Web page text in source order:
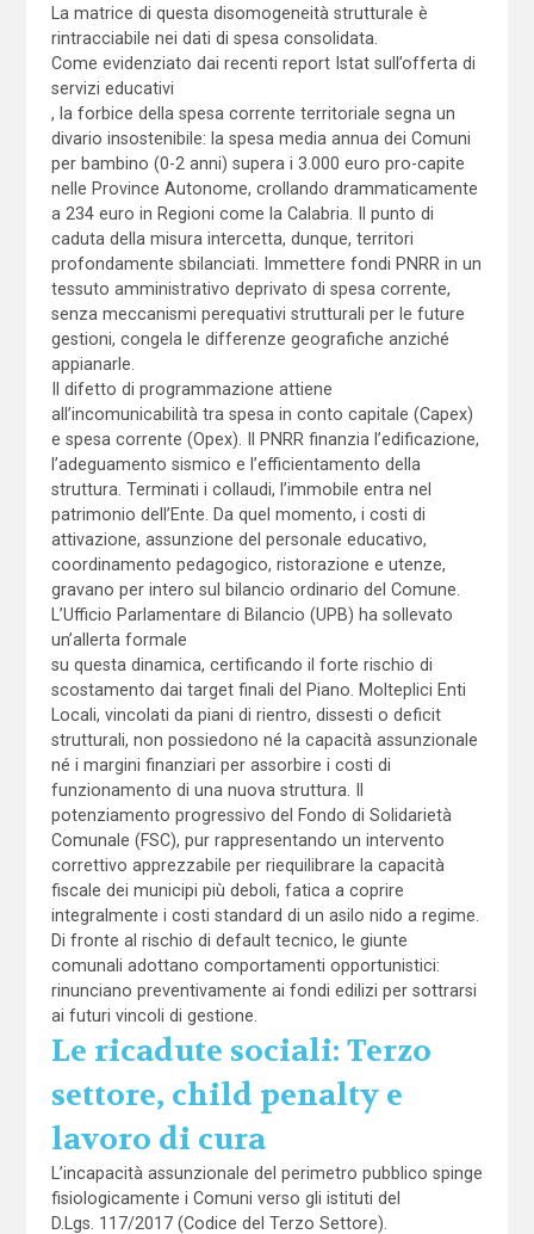
La matrice di questa disomogeneità strutturale è
rintracciabile nei dati di spesa consolidata.
Come evidenziato dai recenti report Istat sull’offerta di
servizi educativi
, la forbice della spesa corrente territoriale segna un
divario insostenibile: la spesa media annua dei Comuni
per bambino (0-2 anni) supera i 3.000 euro pro-capite
nelle Province Autonome, crollando drammaticamente
a 234 euro in Regioni come la Calabria. Il punto di
caduta della misura intercetta, dunque, territori
profondamente sbilanciati. Immettere fondi PNRR in un
tessuto amministrativo deprivato di spesa corrente,
senza meccanismi perequativi strutturali per le future
gestioni, congela le differenze geografiche anziché
appianarle.
Il difetto di programmazione attiene
all’incomunicabilità tra spesa in conto capitale (Capex)
e spesa corrente (Opex). Il PNRR finanzia l’edificazione,
l’adeguamento sismico e l’efficientamento della
struttura. Terminati i collaudi, l’immobile entra nel
patrimonio dell’Ente. Da quel momento, i costi di
attivazione, assunzione del personale educativo,
coordinamento pedagogico, ristorazione e utenze,
gravano per intero sul bilancio ordinario del Comune.
L’Ufficio Parlamentare di Bilancio (UPB) ha sollevato
un’allerta formale
su questa dinamica, certificando il forte rischio di
scostamento dai target finali del Piano. Molteplici Enti
Locali, vincolati da piani di rientro, dissesti o deficit
strutturali, non possiedono né la capacità assunzionale
né i margini finanziari per assorbire i costi di
funzionamento di una nuova struttura. Il
potenziamento progressivo del Fondo di Solidarietà
Comunale (FSC), pur rappresentando un intervento
correttivo apprezzabile per riequilibrare la capacità
fiscale dei municipi più deboli, fatica a coprire
integralmente i costi standard di un asilo nido a regime.
Di fronte al rischio di default tecnico, le giunte
comunali adottano comportamenti opportunistici:
rinunciano preventivamente ai fondi edilizi per sottrarsi
ai futuri vincoli di gestione.
Le ricadute sociali: Terzo
settore, child penalty e
lavoro di cura
L’incapacità assunzionale del perimetro pubblico spinge
fisiologicamente i Comuni verso gli istituti del
D.Lgs. 117/2017 (Codice del Terzo Settore).